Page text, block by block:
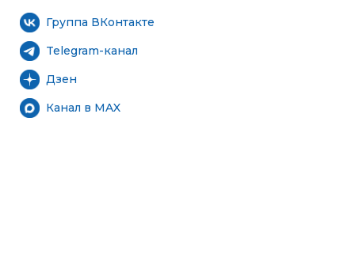
Группа ВКонтакте
Telegram-канал
Дзен
Канал в MAX